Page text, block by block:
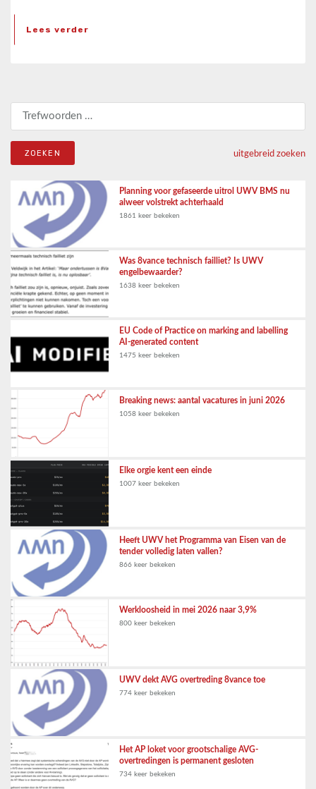
Lees verder
Zoeken naar:
uitgebreid zoeken
Planning voor gefaseerde uitrol UWV BMS nu
alweer volstrekt achterhaald
1861 keer bekeken
Was 8vance technisch failliet? Is UWV
engelbewaarder?
1638 keer bekeken
EU Code of Practice on marking and labelling
AI-generated content
1475 keer bekeken
Breaking news: aantal vacatures in juni 2026
1058 keer bekeken
Elke orgie kent een einde
1007 keer bekeken
Heeft UWV het Programma van Eisen van de
tender volledig laten vallen?
866 keer bekeken
Werkloosheid in mei 2026 naar 3,9%
800 keer bekeken
UWV dekt AVG overtreding 8vance toe
774 keer bekeken
Het AP loket voor grootschalige AVG-
overtredingen is permanent gesloten
734 keer bekeken